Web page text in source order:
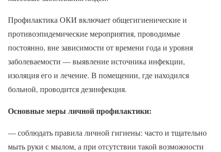
Профилактика ОКИ включает общегигиенические и
противоэпидемические мероприятия, проводимые
постоянно, вне зависимости от времени года и уровня
заболеваемости — выявление источника инфекции,
изоляция его и лечение. В помещении, где находился
больной, проводится дезинфекция.
Основные меры личной профилактики:
— соблюдать правила личной гигиены: часто и тщательно
мыть руки с мылом, а при отсутствии такой возможности